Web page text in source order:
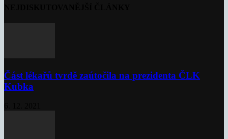
Část lékařů tvrdě zaútočila na prezidenta ČLK
Kubka